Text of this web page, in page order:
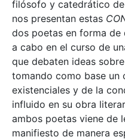
filósofo y catedrático
nos presentan estas
dos poetas en forma de
a cabo en el curso de
que debaten ideas
tomando como base un
existenciales y de la
influido en su obra
ambos poetas viene de
manifiesto de manera